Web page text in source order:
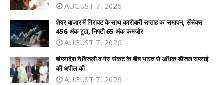
AUGUST 7, 2026
शेयर बाजार में गिरावट के साथ कारोबारी सप्ताह का समापन, सेंसेक्स
456 अंक टूटा, निफ्टी 65 अंक कमजोर
AUGUST 7, 2026
बांग्लादेश ने बिजली व गैस संकट के बीच भारत से अधिक डीजल सप्लाई
की अपील की
AUGUST 7, 2026